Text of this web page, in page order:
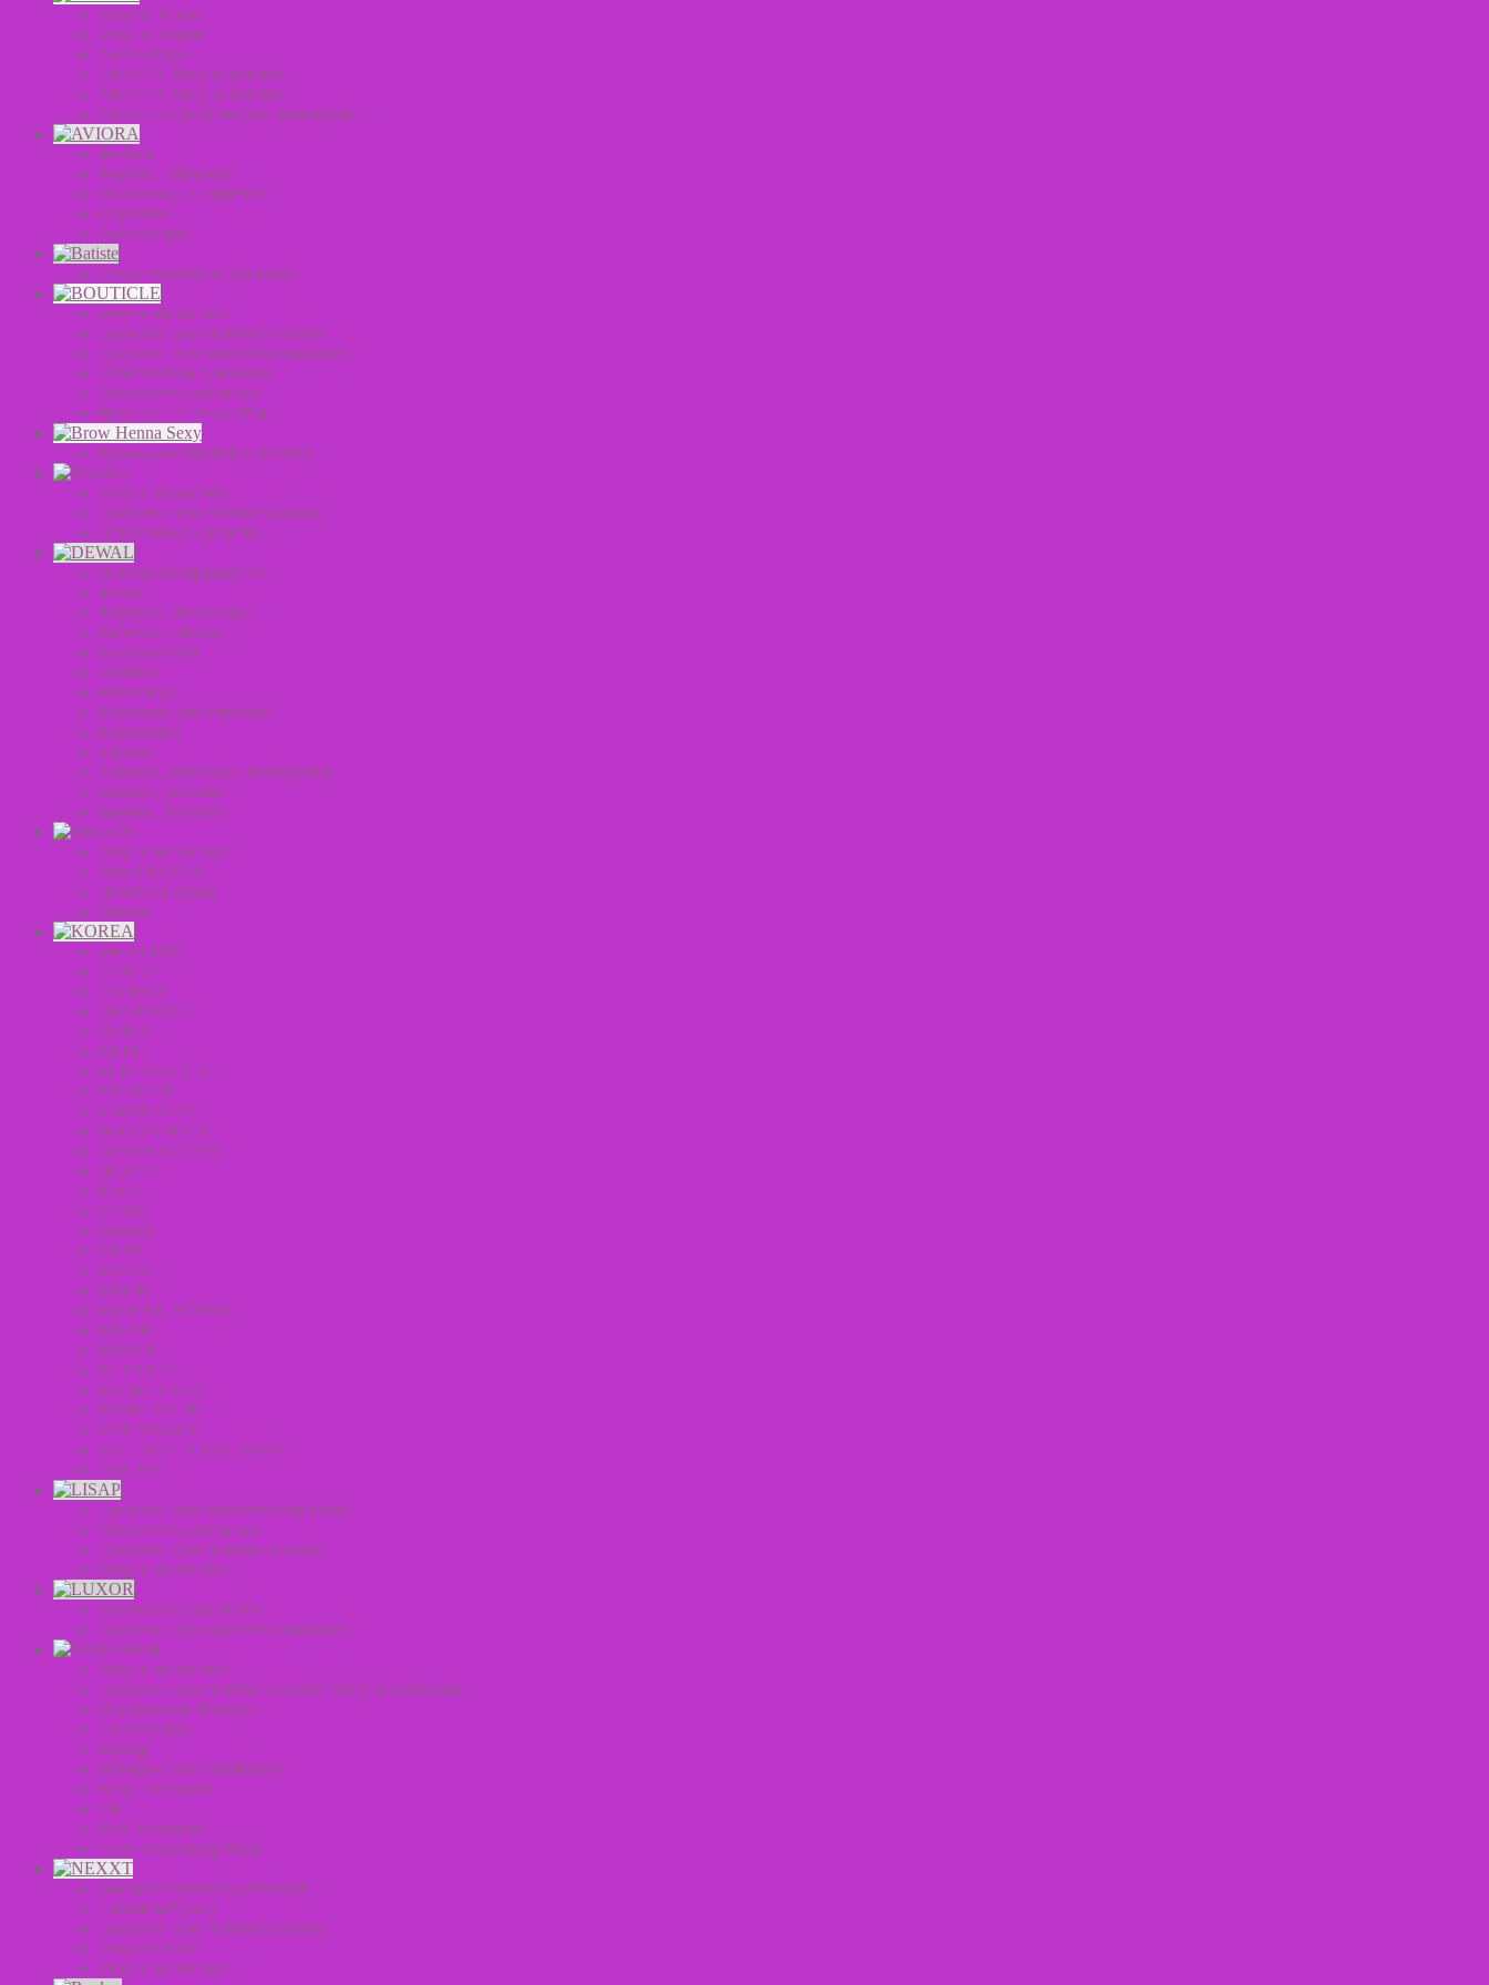
Уход за телом
Уход за лицом
Аксессуары
ARAVIA Уход за руками
ARAVIA Уход за ногами
ARAVIA Средства для депиляции
Фольга
Фартук, Шапочки
Полотенца, Салфетки
Перчатки
Аксессуары
Сухие шампуни для волос
Уход за волосами
Средства для стайлинга волос
Средства для окрашивания волос
Осветлители для волос
Оксиданты для волос
BOUTICLE НАБОРЫ
Краска для бровей и ресниц
Уход за волосами
Средства для стайлинга волос
Оттеночные средства
Щипцы-выпрямители
Фены
Фартуки, пеньюары
Расчески, щетки
Распылители
Плойки
Ножницы
Машинки для стрижки
Коклюшки
Зеркала
Зажимы, шпильки, невидимки
Валики, резинки
Валики, резинки
Уход за волосами
Уход DIKSON
Лечебная серия
Dikson
3W CLINIC
A’PIEU
CONSLY
DEOPROCE
DORIS
EKEL
ELIZAVECCA
ENOUGH
FARM STAY
FOODAHOLIC
IYOUB ПАТЧИ
JIGOTT
Koelf
La’dor
Lindsay
LION
MASIL
MEDB
MISE EN SCENE
MISTIC
MIZON
PETITFEE
SECRET KEY
SOME BY MI
TONYMOLY
VILLAGE 11 FACTORY
ZENZIA
Средства для окрашивания волос
Оксиданты для волос
Средства для стайлинга волос
Уход за волосами
Оксиданты для волос
Средства для окрашивания волос
Уход за волосами
Средства для стайлинга волос Уход за волосами
Подарочные Наборы
Аксессуары
Styling
Shampoo and Conditioner
Scalp Treatment
Oil
Hair Treatment
Color Depositing Mask
Пигмент прямого действия
Салонный уход
Средства для стайлинга волос
Уход NEXXT
Уход за волосами